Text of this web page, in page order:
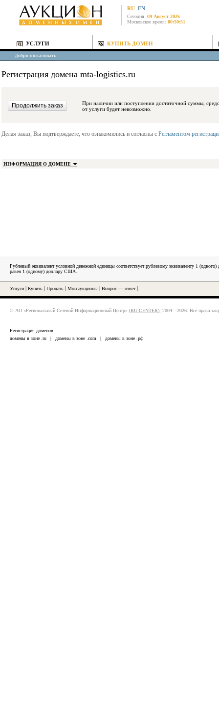
RU EN
Сегодня: 09 Август 2026
Московское время: 00:50:51
УСЛУГИ КУПИТЬ ДОМЕН
Добро пожаловать
Регистрация домена mta-logistics.ru
При наличии или поступлении достаточной суммы, средства будут
от услуги будет невозможно.
Делая заказ, Вы подтверждаете, что ознакомились и согласны с Регламентом
ИНФОРМАЦИЯ О ДОМЕНЕ
Рублевый эквивалент условной денежной единицы соответствует рублевому эквиваленту 1
равен 1 (одному) доллару США.
Услуги Купить Продать Мои аукционы Вопрос — ответ|
© АО «Региональный Сетевой Информационный Центр» (RU-CENTER), 2004—2026. Все права
Регистрация доменов
домены в зоне .ru
| домены в зоне .com | домены в зоне .рф